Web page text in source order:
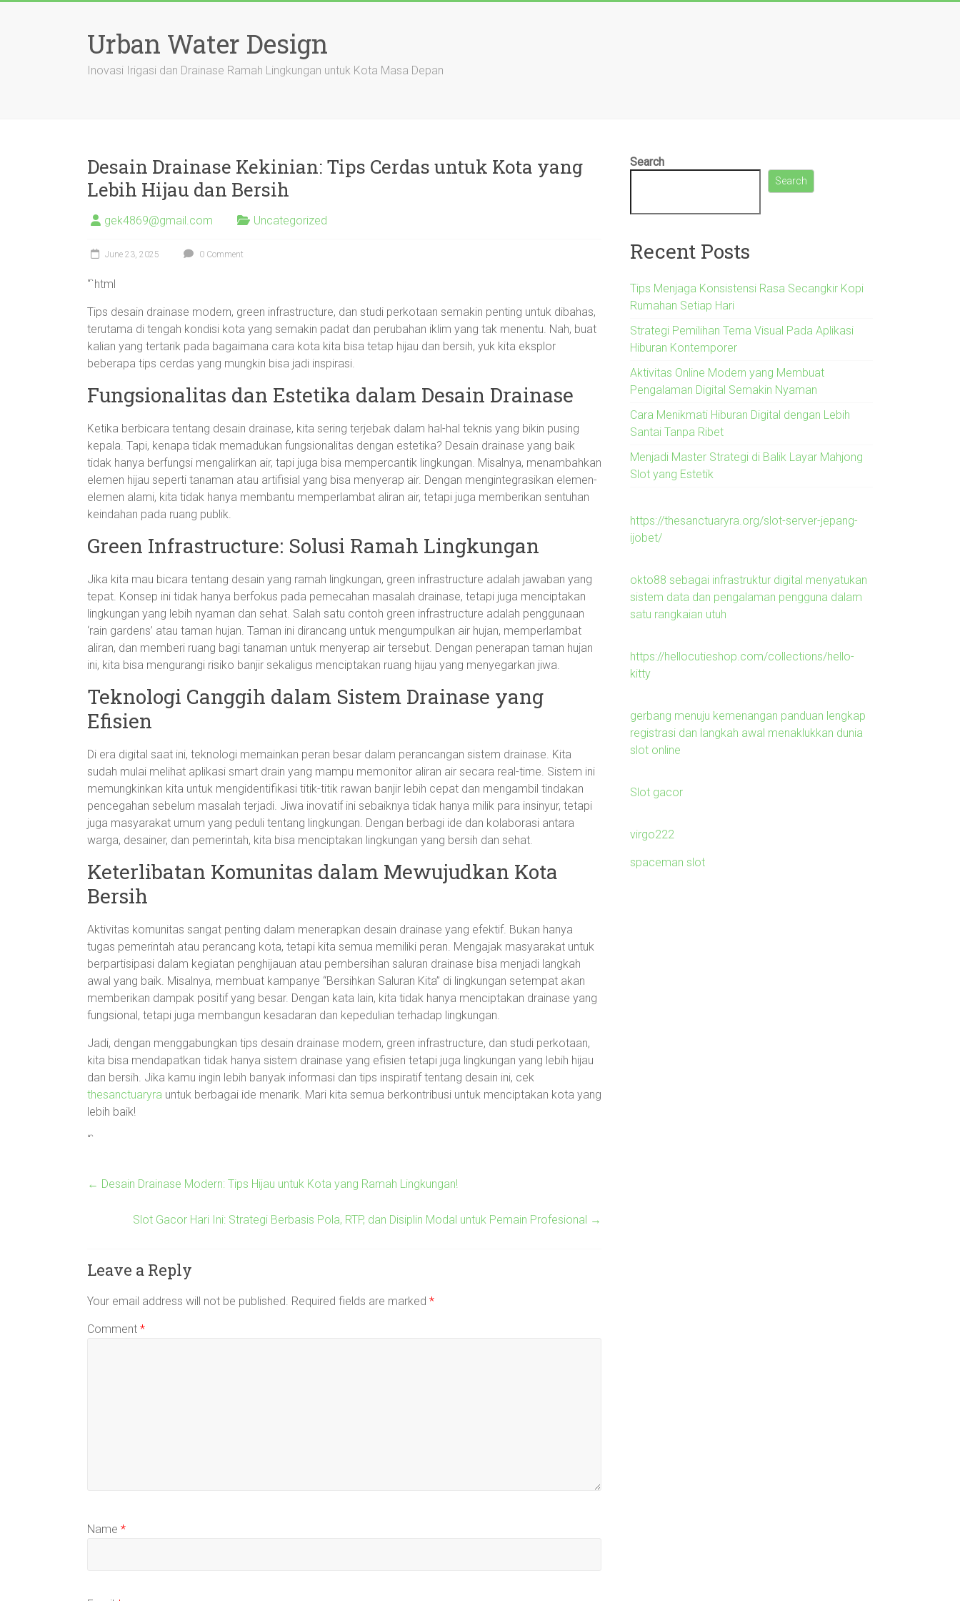
Urban Water Design
Inovasi Irigasi dan Drainase Ramah Lingkungan untuk Kota Masa Depan
Desain Drainase Kekinian: Tips Cerdas untuk Kota yang
Lebih Hijau dan Bersih
gek4869@gmail.com Uncategorized
June 23, 2025 0 Comment
“`html
Tips desain drainase modern, green infrastructure, dan studi perkotaan semakin penting untuk dibahas,
terutama di tengah kondisi kota yang semakin padat dan perubahan iklim yang tak menentu. Nah, buat
kalian yang tertarik pada bagaimana cara kota kita bisa tetap hijau dan bersih, yuk kita eksplor
beberapa tips cerdas yang mungkin bisa jadi inspirasi.
Fungsionalitas dan Estetika dalam Desain Drainase
Ketika berbicara tentang desain drainase, kita sering terjebak dalam hal-hal teknis yang bikin pusing
kepala. Tapi, kenapa tidak memadukan fungsionalitas dengan estetika? Desain drainase yang baik
tidak hanya berfungsi mengalirkan air, tapi juga bisa mempercantik lingkungan. Misalnya, menambahkan
elemen hijau seperti tanaman atau artifisial yang bisa menyerap air. Dengan mengintegrasikan elemen-
elemen alami, kita tidak hanya membantu memperlambat aliran air, tetapi juga memberikan sentuhan
keindahan pada ruang publik.
Green Infrastructure: Solusi Ramah Lingkungan
Jika kita mau bicara tentang desain yang ramah lingkungan, green infrastructure adalah jawaban yang
tepat. Konsep ini tidak hanya berfokus pada pemecahan masalah drainase, tetapi juga menciptakan
lingkungan yang lebih nyaman dan sehat. Salah satu contoh green infrastructure adalah penggunaan
‘rain gardens’ atau taman hujan. Taman ini dirancang untuk mengumpulkan air hujan, memperlambat
aliran, dan memberi ruang bagi tanaman untuk menyerap air tersebut. Dengan penerapan taman hujan
ini, kita bisa mengurangi risiko banjir sekaligus menciptakan ruang hijau yang menyegarkan jiwa.
Teknologi Canggih dalam Sistem Drainase yang
Efisien
Di era digital saat ini, teknologi memainkan peran besar dalam perancangan sistem drainase. Kita
sudah mulai melihat aplikasi smart drain yang mampu memonitor aliran air secara real-time. Sistem ini
memungkinkan kita untuk mengidentifikasi titik-titik rawan banjir lebih cepat dan mengambil tindakan
pencegahan sebelum masalah terjadi. Jiwa inovatif ini sebaiknya tidak hanya milik para insinyur, tetapi
juga masyarakat umum yang peduli tentang lingkungan. Dengan berbagi ide dan kolaborasi antara
warga, desainer, dan pemerintah, kita bisa menciptakan lingkungan yang bersih dan sehat.
Keterlibatan Komunitas dalam Mewujudkan Kota
Bersih
Aktivitas komunitas sangat penting dalam menerapkan desain drainase yang efektif. Bukan hanya
tugas pemerintah atau perancang kota, tetapi kita semua memiliki peran. Mengajak masyarakat untuk
berpartisipasi dalam kegiatan penghijauan atau pembersihan saluran drainase bisa menjadi langkah
awal yang baik. Misalnya, membuat kampanye “Bersihkan Saluran Kita” di lingkungan setempat akan
memberikan dampak positif yang besar. Dengan kata lain, kita tidak hanya menciptakan drainase yang
fungsional, tetapi juga membangun kesadaran dan kepedulian terhadap lingkungan.
Jadi, dengan menggabungkan tips desain drainase modern, green infrastructure, dan studi perkotaan,
kita bisa mendapatkan tidak hanya sistem drainase yang efisien tetapi juga lingkungan yang lebih hijau
dan bersih. Jika kamu ingin lebih banyak informasi dan tips inspiratif tentang desain ini, cek
thesanctuaryra untuk berbagai ide menarik. Mari kita semua berkontribusi untuk menciptakan kota yang
lebih baik!
“`
← Desain Drainase Modern: Tips Hijau untuk Kota yang Ramah Lingkungan!
Slot Gacor Hari Ini: Strategi Berbasis Pola, RTP, dan Disiplin Modal untuk Pemain Profesional →
Leave a Reply
Your email address will not be published. Required fields are marked *
Comment *
Name *
Search
Search
Recent Posts
Tips Menjaga Konsistensi Rasa Secangkir Kopi
Rumahan Setiap Hari
Strategi Pemilihan Tema Visual Pada Aplikasi
Hiburan Kontemporer
Aktivitas Online Modern yang Membuat
Pengalaman Digital Semakin Nyaman
Cara Menikmati Hiburan Digital dengan Lebih
Santai Tanpa Ribet
Menjadi Master Strategi di Balik Layar Mahjong
Slot yang Estetik
https://thesanctuaryra.org/slot-server-jepang-
ijobet/
okto88 sebagai infrastruktur digital menyatukan
sistem data dan pengalaman pengguna dalam
satu rangkaian utuh
https://hellocutieshop.com/collections/hello-
kitty
gerbang menuju kemenangan panduan lengkap
registrasi dan langkah awal menaklukkan dunia
slot online
Slot gacor
virgo222
spaceman slot